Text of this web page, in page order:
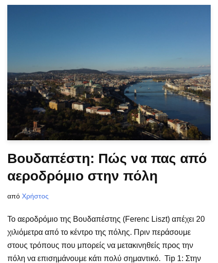
Βουδαπέστη: Πώς να πας από
αεροδρόμιο στην πόλη
από Χρήστος
Το αεροδρόμιο της Βουδαπέστης (Ferenc Liszt) απέχει 20
χιλιόμετρα από το κέντρο της πόλης. Πριν περάσουμε
στους τρόπους που μπορείς να μετακινηθείς προς την
πόλη να επισημάνουμε κάτι πολύ σημαντικό. Tip 1: Στην